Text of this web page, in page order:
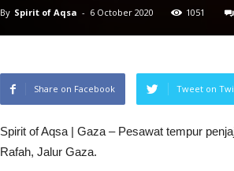
By Spirit of Aqsa - 6 October 2020 1051
Share on Facebook Tweet on
Spirit of Aqsa | Gaza – Pesawat tempur
Rafah, Jalur Gaza.